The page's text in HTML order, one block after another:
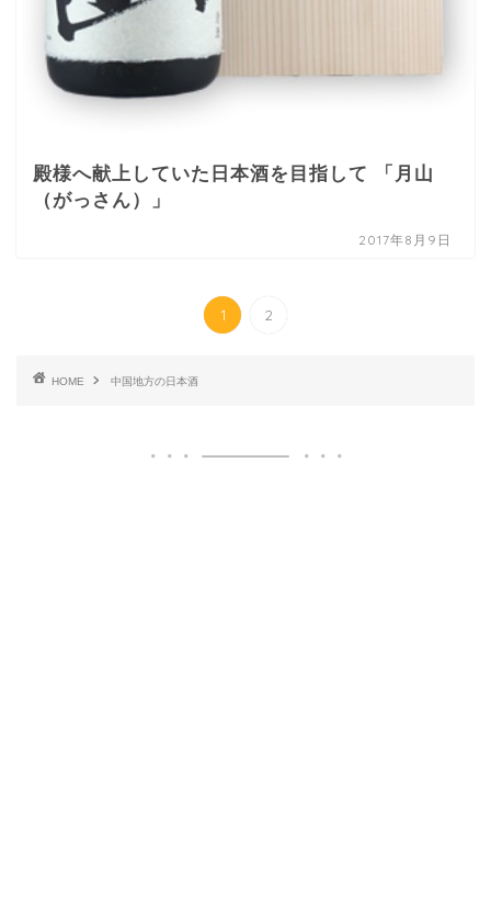
殿様へ献上していた日本酒を目指して 「月山
（がっさん）」
2017年8月9日
1 2
HOME 中国地方の日本酒